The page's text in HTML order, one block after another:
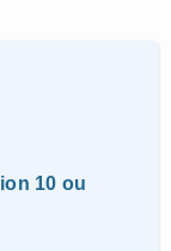
10 ou